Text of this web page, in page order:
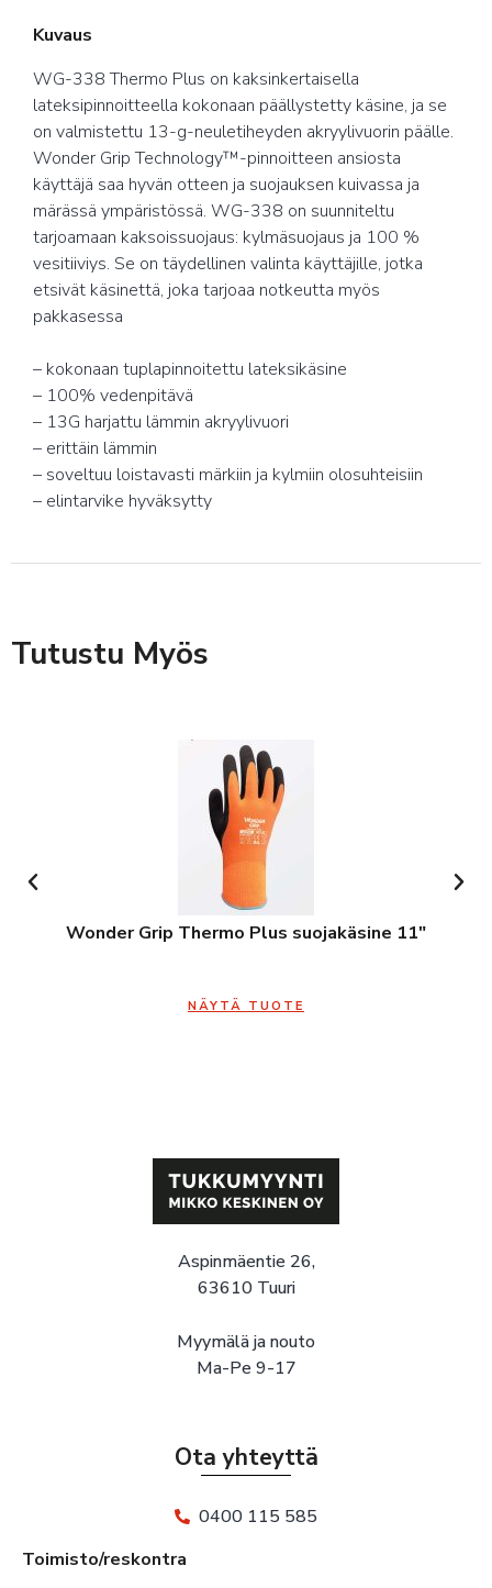
Kuvaus
WG-338 Thermo Plus on kaksinkertaisella
lateksipinnoitteella kokonaan päällystetty käsine, ja se
on valmistettu 13-g-neuletiheyden akryylivuorin päälle.
Wonder Grip Technology™-pinnoitteen ansiosta
käyttäjä saa hyvän otteen ja suojauksen kuivassa ja
märässä ympäristössä. WG-338 on suunniteltu
tarjoamaan kaksoissuojaus: kylmäsuojaus ja 100 %
vesitiiviys. Se on täydellinen valinta käyttäjille, jotka
etsivät käsinettä, joka tarjoaa notkeutta myös
pakkasessa
– kokonaan tuplapinnoitettu lateksikäsine
– 100% vedenpitävä
– 13G harjattu lämmin akryylivuori
– erittäin lämmin
– soveltuu loistavasti märkiin ja kylmiin olosuhteisiin
– elintarvike hyväksytty
Tutustu Myös
Wonder Grip Thermo Plus suojakäsine 11″
NÄYTÄ TUOTE
Aspinmäentie 26,
63610 Tuuri
Myymälä ja nouto
Ma-Pe 9-17
Ota yhteyttä
0400 115 585
Toimisto/reskontra